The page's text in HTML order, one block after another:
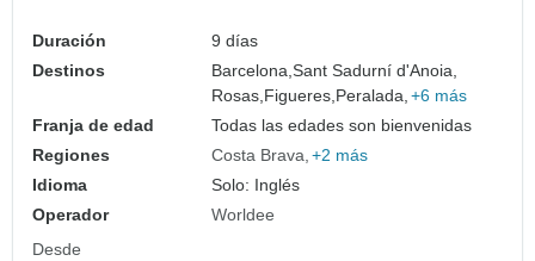
Duración
9 días
Destinos
Barcelona,Sant Sadurní d'Anoia,
Rosas, Figueres, Peralada, +6 más
Franja de edad
Todas las edades son bienvenidas
Regiones
Costa Brava +2 más
Idioma
Solo: Inglés
Operador
Worldee
Desde